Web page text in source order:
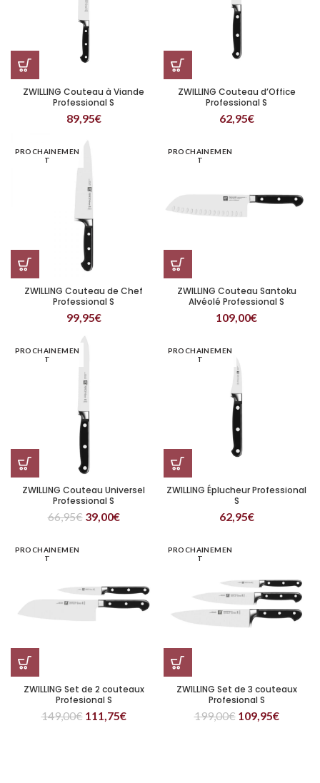
ZWILLING Couteau à Viande
Professional S
89,95€
ZWILLING Couteau d’Office
Professional S
62,95€
PROCHAINEMEN
T
ZWILLING Couteau de Chef
Professional S
99,95€
PROCHAINEMEN
T
ZWILLING Couteau Santoku
Alvéolé Professional S
109,00€
PROCHAINEMEN
T
ZWILLING Couteau Universel
Professional S
66,95€ 39,00€
PROCHAINEMEN
T
ZWILLING Éplucheur Professional
S
62,95€
PROCHAINEMEN
T
ZWILLING Set de 2 couteaux
Profesional S
149,00€ 111,75€
PROCHAINEMEN
T
ZWILLING Set de 3 couteaux
Profesional S
199,00€ 109,95€